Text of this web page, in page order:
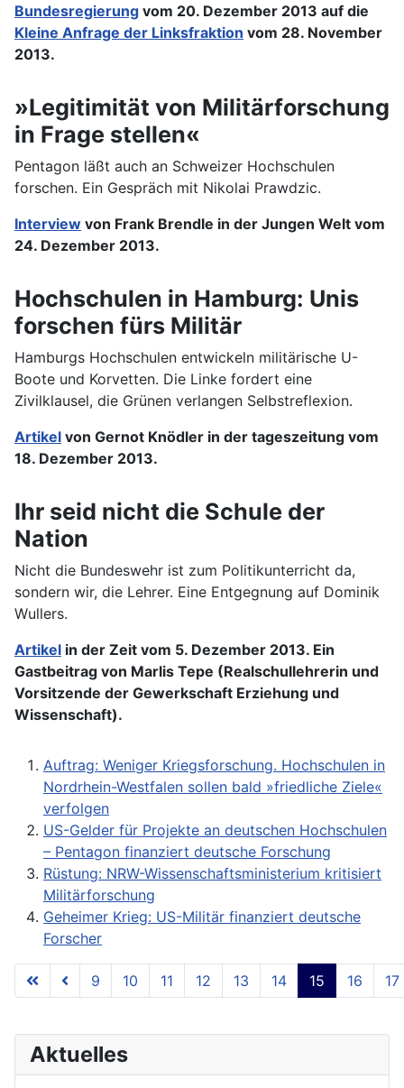
Bundesregierung vom 20. Dezember 2013 auf die
Kleine Anfrage der Linksfraktion vom 28. November
2013.
»Legitimität von Militärforschung
in Frage stellen«
Pentagon läßt auch an Schweizer Hochschulen
forschen. Ein Gespräch mit Nikolai Prawdzic.
Interview von Frank Brendle in der Jungen Welt vom
24. Dezember 2013.
Hochschulen in Hamburg: Unis
forschen fürs Militär
Hamburgs Hochschulen entwickeln militärische U-
Boote und Korvetten. Die Linke fordert eine
Zivilklausel, die Grünen verlangen Selbstreflexion.
Artikel von Gernot Knödler in der tageszeitung vom
18. Dezember 2013.
Ihr seid nicht die Schule der
Nation
Nicht die Bundeswehr ist zum Politikunterricht da,
sondern wir, die Lehrer. Eine Entgegnung auf Dominik
Wullers.
Artikel in der Zeit vom 5. Dezember 2013. Ein
Gastbeitrag von Marlis Tepe (Realschullehrerin und
Vorsitzende der Gewerkschaft Erziehung und
Wissenschaft).
Auftrag: Weniger Kriegsforschung. Hochschulen in
Nordrhein-Westfalen sollen bald »friedliche Ziele«
verfolgen
US-Gelder für Projekte an deutschen Hochschulen
– Pentagon finanziert deutsche Forschung
Rüstung: NRW-Wissenschaftsministerium kritisiert
Militärforschung
Geheimer Krieg: US-Militär finanziert deutsche
Forscher
Seite 15 von 18
9 10 11 12 13 14 15 16 17
Aktuelles